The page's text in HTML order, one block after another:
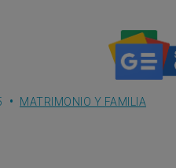
MATRIMONIO Y FAMILIA